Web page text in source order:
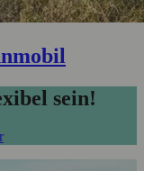
sein!